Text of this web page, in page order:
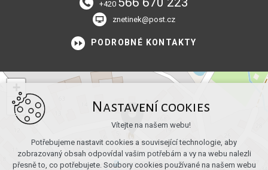
+420
znetinek@post.cz
PODROBNÉ KONTAKTY
−
Nastavení cookies
Vítejte na našem webu!
Potřebujeme nastavit cookies a související technologie, aby
zobrazovaný obsah odpovídal vašim potřebám a vy na webu nalezli
přesně to, co potřebujete. Soubory cookies používané na našem webu